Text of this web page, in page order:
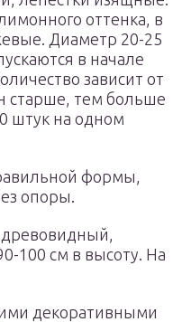
оттенка, в
Диаметр 20-25
в начале
зависит от
старше, тем больше
штук на одном
формы,
опоры.
древовидный,
100 см в высоту. На
декоративными